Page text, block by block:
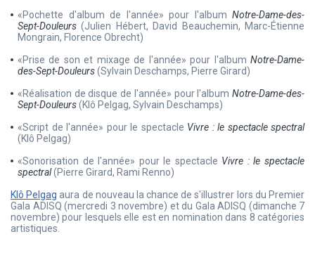
«Pochette d'album de l'année» pour l'album Notre-Dame-des-
Sept-Douleurs (Julien Hébert, David Beauchemin, Marc-Étienne
Mongrain, Florence Obrecht)
«Prise de son et mixage de l'année» pour l'album Notre-Dame-
des-Sept-Douleurs(Sylvain Deschamps, Pierre Girard)
«Réalisation de disque de l'année» pour l'album Notre-Dame-des-
Sept-Douleurs(Klô Pelgag, Sylvain Deschamps)
«Script de l'année» pour le spectacle Vivre : le spectacle spectral
(Klô Pelgag)
«Sonorisation de l'année» pour le spectacle Vivre : le spectacle
spectral(Pierre Girard, Rami Renno)
Klô Pelgag aura de nouveau la chance de s'illustrer lors du Premier
Gala ADISQ (mercredi 3 novembre) et du Gala ADISQ (dimanche 7
novembre) pour lesquels elle est en nomination dans 8 catégories
artistiques.